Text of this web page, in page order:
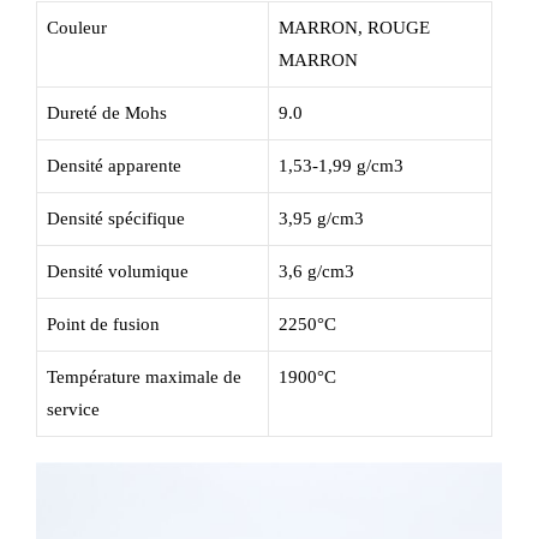
Couleur
MARRON, ROUGE
MARRON
Dureté de Mohs 9.0
Densité apparente 1,53-1,99 g/cm3
Densité spécifique 3,95 g/cm3
Densité volumique 3,6 g/cm3
Point de fusion 2250°C
Température maximale de
service
1900°C